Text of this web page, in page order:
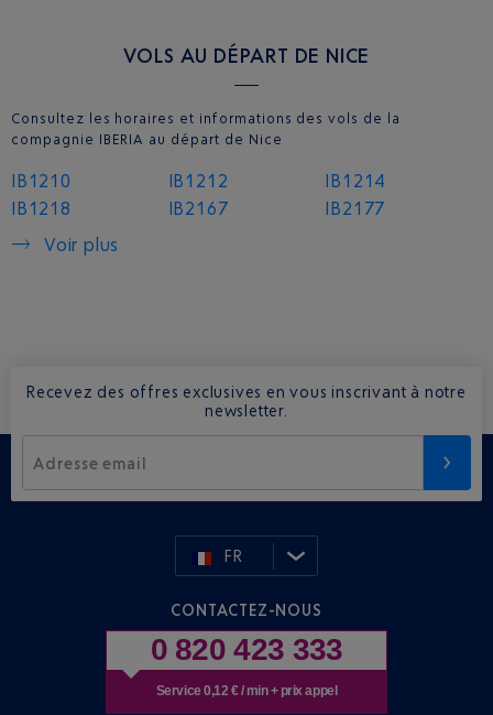
VOLS AU DÉPART DE NICE
Consultez les horaires et informations des vols de la
compagnie IBERIA au départ de Nice
IB1210 IB1212
IB1214
IB1218
IB2167
IB2177
Voir plus
Recevez des offres exclusives en vous inscrivant à notre
newsletter.
Adresse email
FR
CONTACTEZ-NOUS
0 820 423 333
Service 0,12 € / min + prix appel